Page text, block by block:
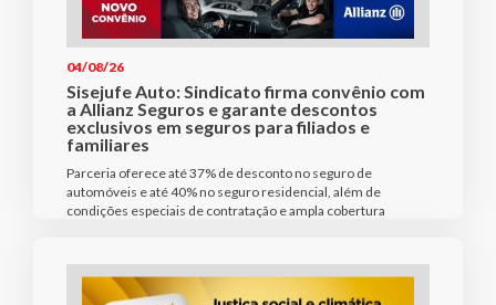
04/08/26
Sisejufe Auto: Sindicato firma convênio com
a Allianz Seguros e garante descontos
exclusivos em seguros para filiados e
familiares
Parceria oferece até 37% de desconto no seguro de
automóveis e até 40% no seguro residencial, além de
condições especiais de contratação e ampla cobertura